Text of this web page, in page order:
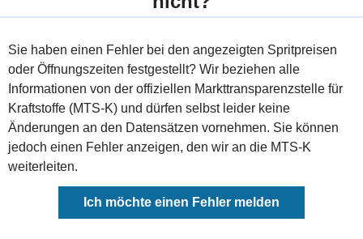
Sie haben einen Fehler bei den angezeigten Spritpreisen
oder Öffnungszeiten festgestellt? Wir beziehen alle
Informationen von der offiziellen Markttransparenzstelle für
Kraftstoffe (MTS-K) und dürfen selbst leider keine
Änderungen an den Datensätzen vornehmen. Sie können
jedoch einen Fehler anzeigen, den wir an die MTS-K
weiterleiten.
Ich möchte einen Fehler melden